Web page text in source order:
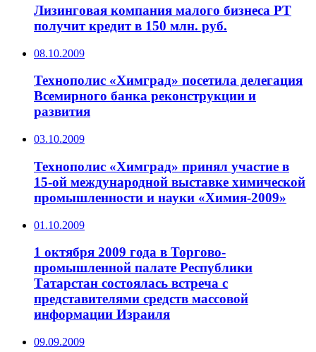
Лизинговая компания малого бизнеса РТ
получит кредит в 150 млн. руб.
08.10.2009
Технополис «Химград» посетила делегация
Всемирного банка реконструкции и
развития
03.10.2009
Технополис «Химград» принял участие в
15-ой международной выставке химической
промышленности и науки «Химия-2009»
01.10.2009
1 октября 2009 года в Торгово-
промышленной палате Республики
Татарстан состоялась встреча с
представителями средств массовой
информации Израиля
09.09.2009